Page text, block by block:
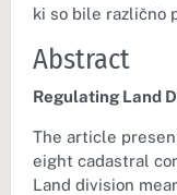
ki so bile različno
Abstract
Regulating Land
The article
eight cadastral
Land division